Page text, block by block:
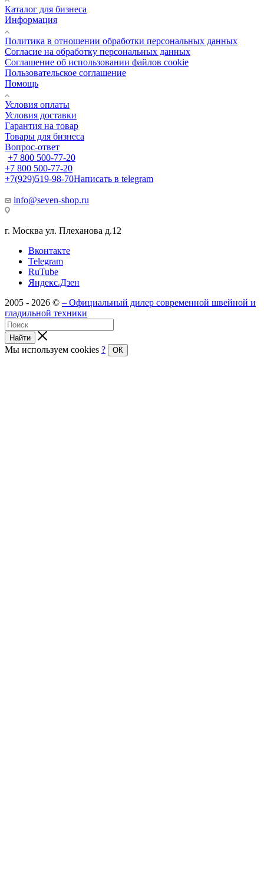
Каталог для бизнеса
Информация
Политика в отношении обработки персональных данных
Cогласие на обработку персональных данных
Cоглашение об использовании файлов cookie
Пользовательское соглашение
Помощь
Условия оплаты
Условия доставки
Гарантия на товар
Товары для бизнеса
Вопрос-ответ
+7 800 500-77-20
+7 800 500-77-20
+7(929)519-98-70Написать в telegram
info@seven-shop.ru
г. Москва ул. Плеханова д.12
Вконтакте
Telegram
RuTube
Яндекс.Дзен
2005 - 2026 © – Официальный дилер современной швейной и
гладильной техники
Найти
Мы используем cookies ? ОК